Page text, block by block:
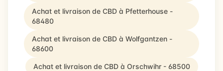
Achat et livraison de CBD à Pfetterhouse -
68480
Achat et livraison de CBD à Wolfgantzen -
68600
Achat et livraison de CBD à Orschwihr - 68500